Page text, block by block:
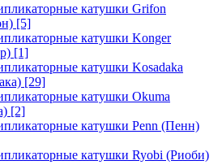
катушки Grifon
[5]
катушки Konger
[1]
катушки Kosadaka
[29]
катушки Okuma
[2]
катушки Penn (Пенн)
катушки Ryobi (Риоби)